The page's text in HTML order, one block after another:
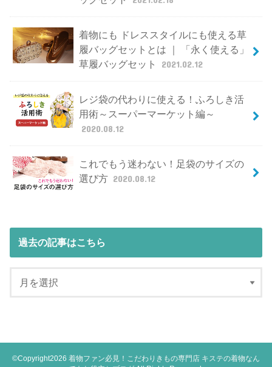
着物にも ドレススタイルにも使える草
履バッグセットとは ｜ 「永く使える」
草履バッグセット
2021.02.12
レジ袋の代わりに使える！ふろしき活
用術～スーパーマーケット編～
2020.08.12
これでもう迷わない！足袋のサイズの
選び方 2020.08.12
過去の記事はこちら
©Copyright2026 着物ファン必見！こだわりきもの専門店 キステの着物なん